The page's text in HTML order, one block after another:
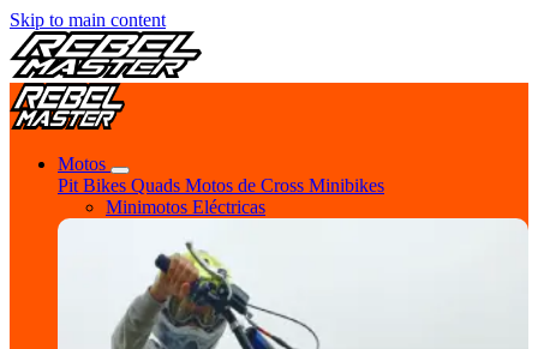
Skip to main content
Motos
Pit Bikes Quads Motos de Cross Minibikes
Minimotos Eléctricas